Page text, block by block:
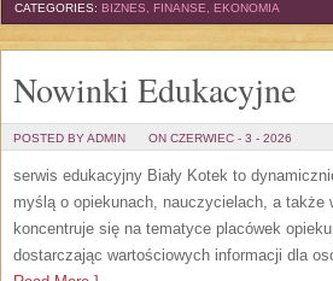
CATEGORIES: BIZNES, FINANSE, EKONOMIA
Nowinki Edukacyjne
POSTED BY ADMIN ON CZERWIEC - 3 - 2026
serwis edukacyjny Biały Kotek to
myślą o opiekunach, nauczycielach, a
koncentruje się na tematyce placówek
dostarczając wartościowych informacji dla